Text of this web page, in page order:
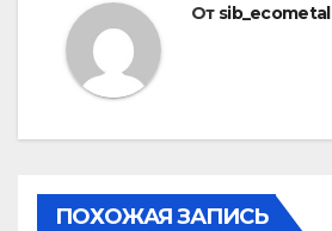
От sib_ecometal
ПОХОЖАЯ ЗАПИСЬ